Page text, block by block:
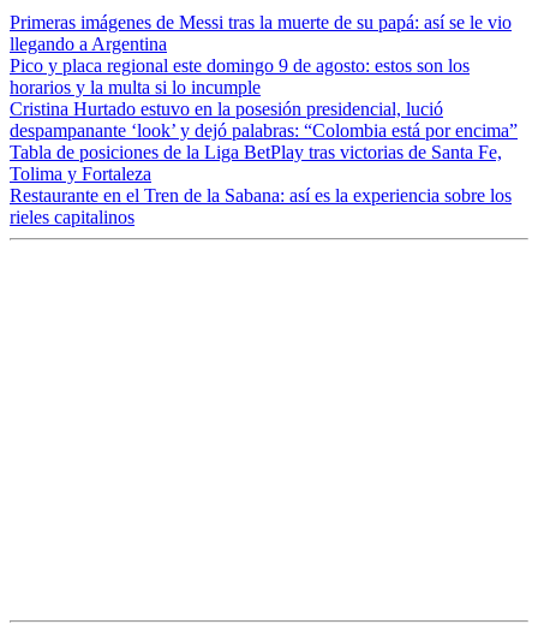
Primeras imágenes de Messi tras la muerte de su papá: así se le vio
llegando a Argentina
Pico y placa regional este domingo 9 de agosto: estos son los
horarios y la multa si lo incumple
Cristina Hurtado estuvo en la posesión presidencial, lució
despampanante ‘look’ y dejó palabras: “Colombia está por encima”
Tabla de posiciones de la Liga BetPlay tras victorias de Santa Fe,
Tolima y Fortaleza
Restaurante en el Tren de la Sabana: así es la experiencia sobre los
rieles capitalinos